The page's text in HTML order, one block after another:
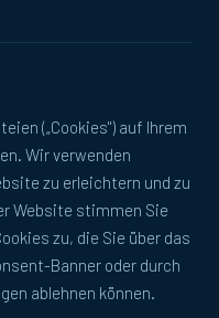
(„Cookies") auf Ihrem
Wir verwenden
zu erleichtern und zu
Website stimmen Sie
zu, die Sie über das
Banner oder durch
ablehnen können.